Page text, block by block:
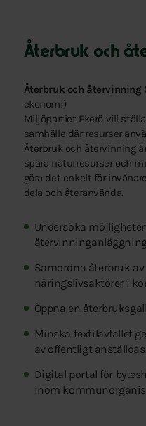
Återbruk och
Återbruk och återvinning
ekonomi)
Miljöpartiet Ekerö vill
samhälle där resurser
Återbruk och återvinning
spara naturresurser och
göra det enkelt för
dela och återanvända.
Undersöka
Samordna återbruk
näringslivsaktörer i
Öppna en
Minska textilavfallet
av offentligt
Digital portal för
inom